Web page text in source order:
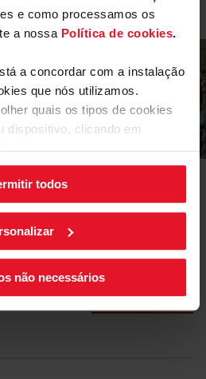
e como processamos os
a nossa Política de cookies.
a concordar com a instalação
que nós utilizamos.
quais os tipos de cookies
dispositivo, clicando em
cookies podem ser alteradas a
no botão preto posicionado
ecrã.
todos
não necessários
com a bancada
Descarregar
arquivo